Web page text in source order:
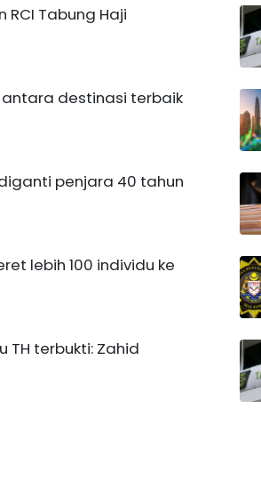
Tabung Haji
antara destinasi terbaik
penjara 40 tahun
lebih 100 individu ke
TH terbukti: Zahid